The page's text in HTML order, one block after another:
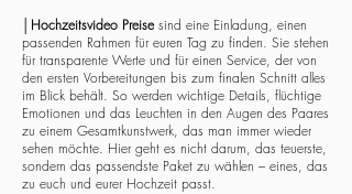
Hochzeitsvideo Preisesind eine Einladung, einen
passenden Rahmen für euren Tag zu finden. Sie stehen
für transparente Werte und für einen Service, der von
den ersten Vorbereitungen bis zum finalen Schnitt alles
im Blick behält. So werden wichtige Details, flüchtige
Emotionen und das Leuchten in den Augen des Paares
zu einem Gesamtkunstwerk, das man immer wieder
sehen möchte. Hier geht es nicht darum, das teuerste,
sondern das passendste Paket zu wählen – eines, das
zu euch und eurer Hochzeit passt.